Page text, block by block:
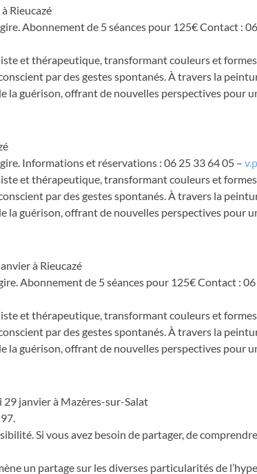
Rieucazé
Abonnement de 5 séances pour 125€ Contact :
et thérapeutique, transformant couleurs et
par des gestes spontanés. À travers la
la guérison, offrant de nouvelles perspectives pour
Informations et réservations : 06 25 33 64 05 –
et thérapeutique, transformant couleurs et
par des gestes spontanés. À travers la
la guérison, offrant de nouvelles perspectives pour
à Rieucazé
Abonnement de 5 séances pour 125€ Contact :
et thérapeutique, transformant couleurs et
par des gestes spontanés. À travers la
la guérison, offrant de nouvelles perspectives pour
29 janvier à Mazères-sur-Salat
Si vous avez besoin de partager, de comprendre,
un partage sur les diverses particularités de